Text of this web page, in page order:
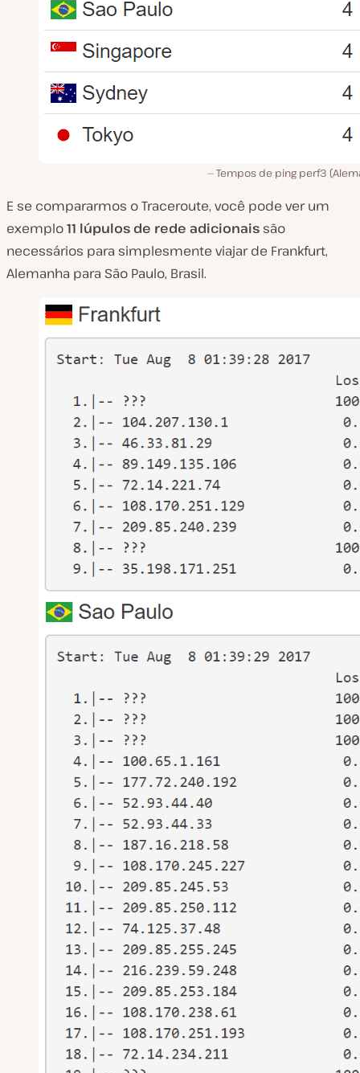
Tempos de ping perf3
E se compararmos o Traceroute, você pode ver um
exemplo11 lúpulos de rede adicionais são
necessários para simplesmente viajar de Frankfurt,
Alemanha para São Paulo, Brasil.